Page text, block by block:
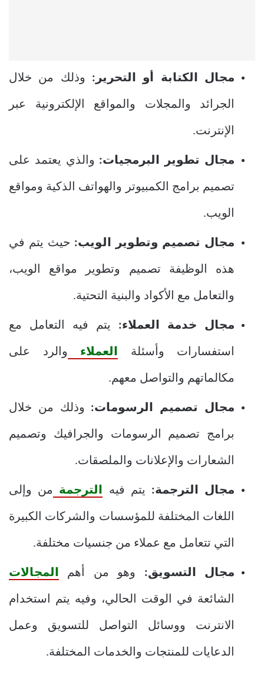
مجال الكتابة أو التحرير: وذلك من خلال
الجرائد والمجلات والمواقع الإلكترونية عبر
الإنترنت.
مجال تطوير البرمجيات: والذي يعتمد على
تصميم برامج الكمبيوتر والهواتف الذكية ومواقع
الويب.
مجال تصميم وتطوير الويب: حيث يتم في
هذه الوظيفة تصميم وتطوير مواقع الويب،
والتعامل مع الأكواد والبنية التحتية.
مجال خدمة العملاء: يتم فيه التعامل مع
استفسارات وأسئلة العملاء والرد على
مكالماتهم والتواصل معهم.
مجال تصميم الرسومات: وذلك من خلال
برامج تصميم الرسومات والجرافيك وتصميم
الشعارات والإعلانات والملصقات.
مجال الترجمة: يتم فيه الترجمة من وإلى
اللغات المختلفة للمؤسسات والشركات الكبيرة
التي تتعامل مع عملاء من جنسيات مختلفة.
مجال التسويق: وهو من أهم المجالات
الشائعة في الوقت الحالي، وفيه يتم استخدام
الانترنت ووسائل التواصل للتسويق وعمل
الدعايات للمنتجات والخدمات المختلفة.